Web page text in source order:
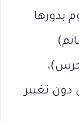
بدورها
تغيير